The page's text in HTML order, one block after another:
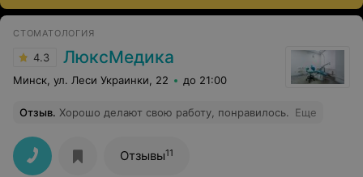
СТОМАТОЛОГИЯ
4.3 ЛюксМедика
Минск, ул. Леси Украинки, 22 до 21:00
Отзыв. Хорошо делают свою работу, понравилось. Еще
Отзывы11